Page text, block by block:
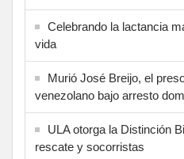
Celebrando la lactancia
vida
Murió José Breijo, el
venezolano bajo arresto
ULA otorga la Distinción
rescate y socorristas